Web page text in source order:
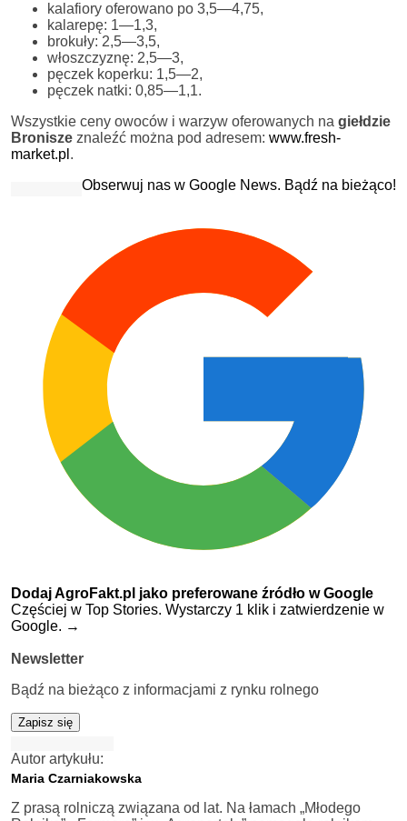
kalafiory oferowano po 3,5—4,75,
kalarepę: 1—1,3,
brokuły: 2,5—3,5,
włoszczyznę: 2,5—3,
pęczek koperku: 1,5—2,
pęczek natki: 0,85—1,1.
Wszystkie ceny owoców i warzyw oferowanych na giełdzie
Bronisze znaleźć można pod adresem: www.fresh-
market.pl .
Obserwuj nas w Google News. Bądź na bieżąco!
Dodaj AgroFakt.pl jako preferowane źródło w Google
Częściej w Top Stories. Wystarczy 1 klik i zatwierdzenie w
Google. →
Newsletter
Bądź na bieżąco z informacjami z rynku rolnego
Zapisz się
Autor artykułu:
Maria Czarniakowska
Z prasą rolniczą związana od lat. Na łamach „Młodego